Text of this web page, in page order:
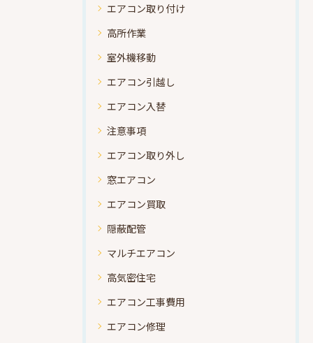
エアコン取り付け
高所作業
室外機移動
エアコン引越し
エアコン入替
注意事項
エアコン取り外し
窓エアコン
エアコン買取
隠蔽配管
マルチエアコン
高気密住宅
エアコン工事費用
エアコン修理